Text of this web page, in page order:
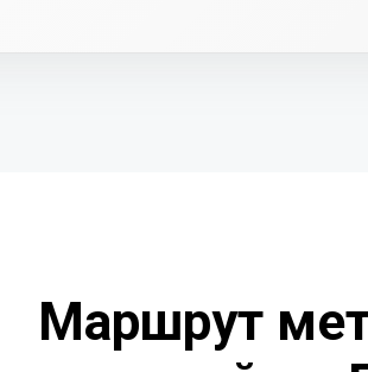
Маршрут